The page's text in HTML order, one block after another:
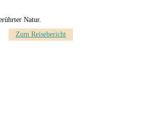
Natur.
Zum Reisebericht